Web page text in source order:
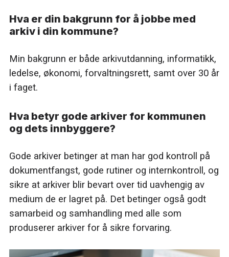
Hva er din bakgrunn for å jobbe med
arkiv i din kommune?
Min bakgrunn er både arkivutdanning, informatikk,
ledelse, økonomi, forvaltningsrett, samt over 30 år
i faget.
Hva betyr gode arkiver for kommunen
og dets innbyggere?
Gode arkiver betinger at man har god kontroll på
dokumentfangst, gode rutiner og internkontroll, og
sikre at arkiver blir bevart over tid uavhengig av
medium de er lagret på. Det betinger også godt
samarbeid og samhandling med alle som
produserer arkiver for å sikre forvaring.